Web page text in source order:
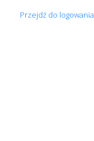
Przejdź do logowania